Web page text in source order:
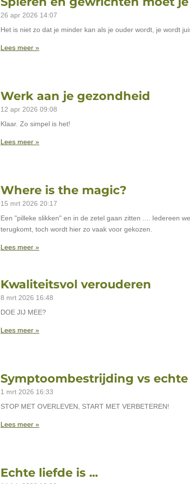
26 apr 2026 14:07
Het is niet zo dat je minder kan als je ouder wordt, je wordt
Lees meer »
Werk aan je gezondheid
12 apr 2026 09:08
Klaar. Zo simpel is het!
Lees meer »
Where is the magic?
15 mrt 2026 20:17
Een "pilleke slikken" en in de zetel gaan zitten .... Iedereen
terugkomt, toch wordt hier zo vaak voor gekozen.
Lees meer »
Kwaliteitsvol verouderen
8 mrt 2026 16:48
DOE JIJ MEE?
Lees meer »
Symptoombestrijding vs
1 mrt 2026 16:33
STOP MET OVERLEVEN, START MET VERBETEREN!
Lees meer »
Echte liefde is ...